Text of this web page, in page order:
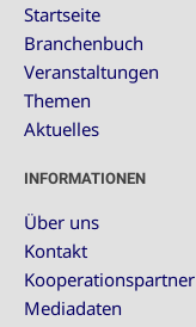
Startseite
Branchenbuch
Veranstaltungen
Themen
Aktuelles
INFORMATIONEN
Über uns
Kontakt
Kooperationspartner
Mediadaten